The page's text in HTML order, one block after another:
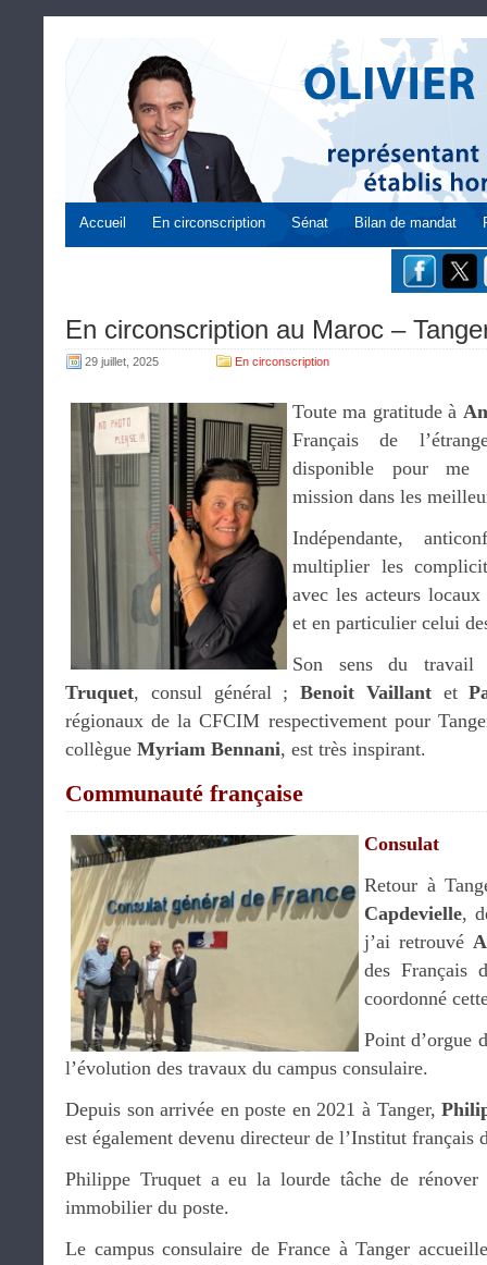
Accueil En circonscription Sénat Bilan de mandat
En circonscription au Maroc –
29 juillet, 2025 En circonscription
Toute ma gratitude à
Français de
disponible pour me
mission dans les
Indépendante,
multiplier les
avec les acteurs
et en particulier celui
Son sens du
Truquet, consul général ;Benoit Vaillantet
régionaux de la CFCIM respectivement pour
collègue Myriam Bennani, est très inspirant.
Communauté française
Consulat
Retour à
Capdevielle,
j’ai retrouvé
des Français
coordonné
Point d’orgue
l’évolution des travaux du campus consulaire.
Depuis son arrivée en poste en 2021 à Tanger,
est également devenu directeur de l’Institut français
Philippe Truquet a eu la lourde tâche de
immobilier du poste.
Le campus consulaire de France à Tanger